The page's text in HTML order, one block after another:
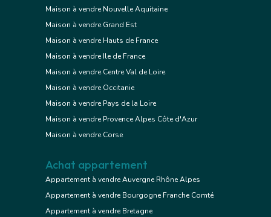
Maison à vendre Nouvelle Aquitaine
Maison à vendre Grand Est
Maison à vendre Hauts de France
Maison à vendre Ile de France
Maison à vendre Centre Val de Loire
Maison à vendre Occitanie
Maison à vendre Pays de la Loire
Maison à vendre Provence Alpes Côte d'Azur
Maison à vendre Corse
Achat appartement
Appartement à vendre Auvergne Rhône Alpes
Appartement à vendre Bourgogne Franche Comté
Appartement à vendre Bretagne